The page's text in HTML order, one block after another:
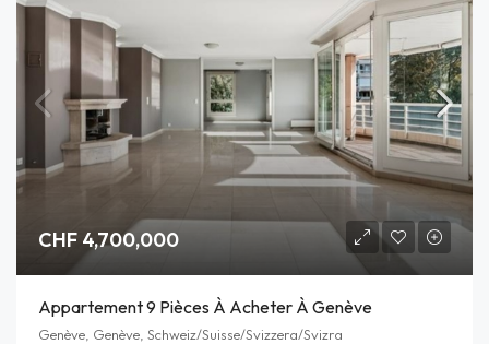
CHF 4,700,000
Appartement 9 Pièces À Acheter À Genève
Genève, Genève, Schweiz/Suisse/Svizzera/Svizra